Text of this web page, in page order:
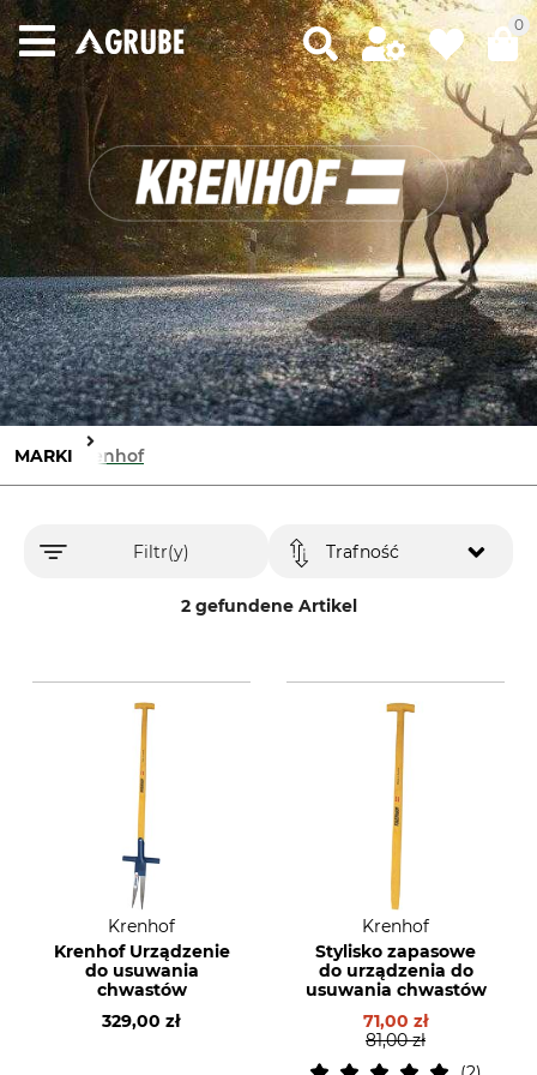
0
MARKI Krenhof
Filtr(y)
2 gefundene Artikel
Trafność
Krenhof
Krenhof Urządzenie
do usuwania
chwastów
329,00 zł
Krenhof
Stylisko zapasowe
do urządzenia do
usuwania chwastów
71,00 zł
81,00 zł